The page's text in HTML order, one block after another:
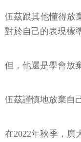
伍茲跟其他懂得放
對於自己的表現標
但，他還是學會放
伍茲謹慎地放棄自
在2022年秋季，廣